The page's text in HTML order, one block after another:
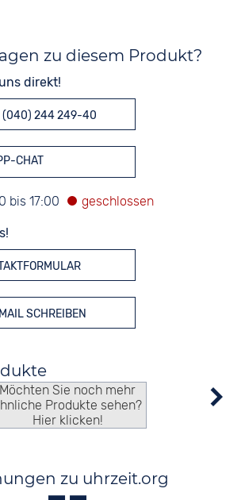
zu diesem Produkt?
direkt!
(040) 244 249-40
CHAT
bis 17:00
SCHREIBEN
Möchten Sie noch mehr
Produkte sehen?
Hier klicken!
zu uhrzeit.org